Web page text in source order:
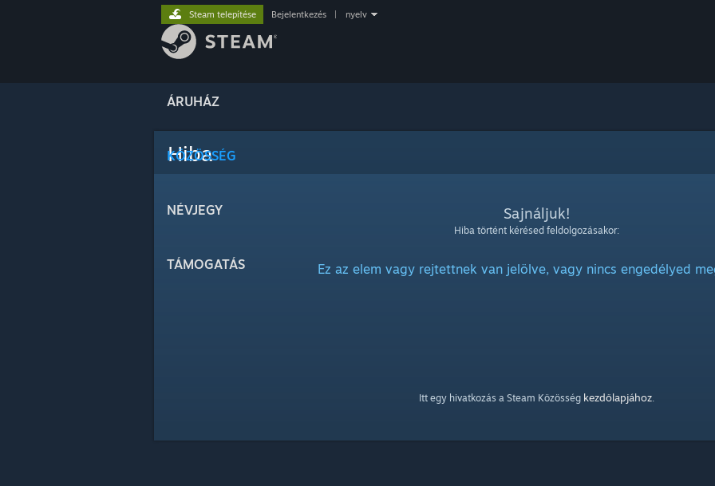
ÁRUHÁZ
KÖZÖSSÉG
NÉVJEGY
TÁMOGATÁS
Steam telepítése Bejelentkezés nyelv
Hiba
Sajnáljuk!
Hiba történt kérésed feldolgozásakor:
Ez az elem vagy rejtettnek van jelölve, vagy nincs engedélyed
Itt egy hivatkozás a Steam Közösség kezdőlapjához.